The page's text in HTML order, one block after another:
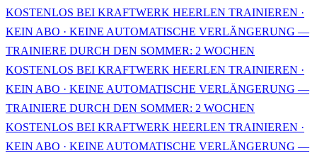
KOSTENLOS BEI KRAFTWERK HEERLEN TRAINIEREN ·
KEIN ABO · KEINE AUTOMATISCHE VERLÄNGERUNG —
TRAINIERE DURCH DEN SOMMER: 2 WOCHEN
KOSTENLOS BEI KRAFTWERK HEERLEN TRAINIEREN ·
KEIN ABO · KEINE AUTOMATISCHE VERLÄNGERUNG —
TRAINIERE DURCH DEN SOMMER: 2 WOCHEN
KOSTENLOS BEI KRAFTWERK HEERLEN TRAINIEREN ·
KEIN ABO · KEINE AUTOMATISCHE VERLÄNGERUNG —